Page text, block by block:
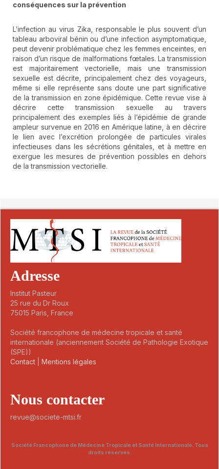
conséquences sur la prévention
L’infection au virus Zika, responsable le plus souvent d’un
tableau arboviral bénin ou d’une infection asymptomatique,
peut devenir problématique chez les femmes enceintes, en
raison d’un risque de malformations fœtales. La transmission
est majoritairement vectorielle, mais une transmission
sexuelle est décrite, principalement chez des voyageurs,
même si elle représente sans doute une part significative
de la transmission en zone épidémique. Cette revue vise à
décrire cette transmission sexuelle au travers
principalement des exemples liés à l’épidémie de grande
ampleur survenue en 2016 en Amérique latine, à en décrire
le lien avec l’excrétion prolongée de particules virales
infectieuses dans les sécrétions génitales, et à mettre en
exergue les mesures de prévention possibles en dehors
de la transmission vectorielle.
Adresse
Institut Pasteur
25 rue du Dr Roux
75015 Paris, France
Société francophone de médecine tropicale et santé
internationale (anciennement Société de Pathologie Exotique
(SPE))
Contact
Mentions légales
Nous contacter
revue@societe-mtsi.fr
Société Francophone de Médecine Tropicale et Santé Internationale. Tous
droits réservés.